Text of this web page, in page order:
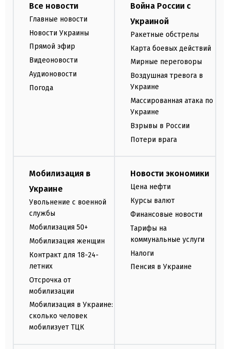
Все новости
Главные новости
Новости Украины
Прямой эфир
Видеоновости
Аудионовости
Погода
Война России с
Украиной
Ракетные обстрелы
Карта боевых действий
Мирные переговоры
Воздушная тревога в
Украине
Массированная атака по
Украине
Взрывы в России
Потери врага
Мобилизация в
Украине
Увольнение с военной
службы
Мобилизация 50+
Мобилизация женщин
Контракт для 18-24-
летних
Отсрочка от
мобилизации
Мобилизация в Украине:
сколько человек
мобилизует ТЦК
Новости экономики
Цена нефти
Курсы валют
Финансовые новости
Тарифы на
коммунальные услуги
Налоги
Пенсия в Украине